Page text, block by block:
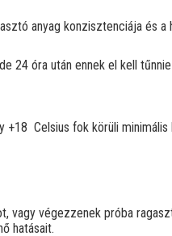
anyag konzisztenciája és a
24 óra után ennek el kell
+18 Celsius fok körüli
vagy végezzenek próba
hatásait.